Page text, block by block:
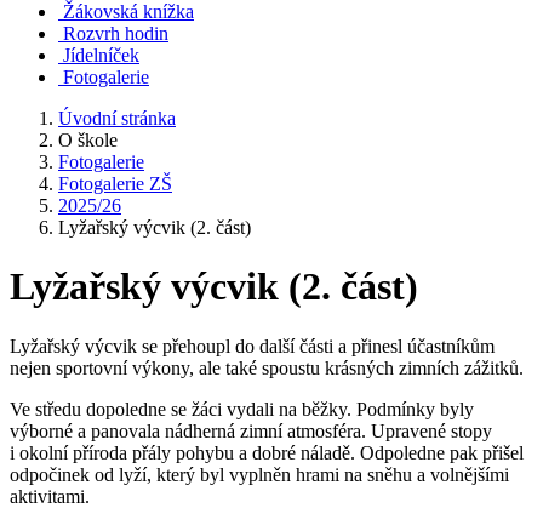
Žákovská knížka
Rozvrh hodin
Jídelníček
Fotogalerie
Úvodní stránka
O škole
Fotogalerie
Fotogalerie ZŠ
2025/26
Lyžařský výcvik (2. část)
Lyžařský výcvik (2. část)
Lyžařský výcvik se přehoupl do další části a přinesl účastníkům
nejen sportovní výkony, ale také spoustu krásných zimních zážitků.
Ve středu dopoledne se žáci vydali na běžky. Podmínky byly
výborné a panovala nádherná zimní atmosféra. Upravené stopy
i okolní příroda přály pohybu a dobré náladě. Odpoledne pak přišel
odpočinek od lyží, který byl vyplněn hrami na sněhu a volnějšími
aktivitami.